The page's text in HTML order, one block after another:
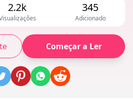
2.2k 345
Adicionado
Começar a Ler